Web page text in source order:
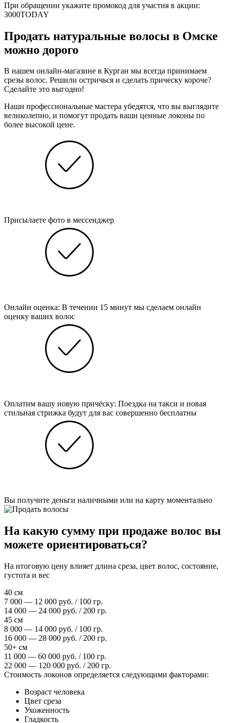
При обращении укажите промокод для участия в акции:
3000TODAY
Продать натуральные волосы в Омске
можно дорого
В нашем онлайн-магазине в Курган мы всегда принимаем
срезы волос. Решили остричься и сделать прическу короче?
Сделайте это выгодно!
Наши профессиональные мастера убедятся, что вы выглядите
великолепно, и помогут продать ваши ценные локоны по
более высокой цене.
Присылаете фото в мессенджер
Онлайн оценка: В течении 15 минут мы сделаем онлайн
оценку ваших волос
Оплатим вашу новую причёску: Поездка на такси и новая
стильная стрижка будут для вас совершенно бесплатны
Вы получите деньги наличными или на карту моментально
На какую сумму при продаже волос вы
можете ориентироваться?
На итоговую цену влияет длина среза, цвет волос, состояние,
густота и вес
40 см
7 000 — 12 000 руб. / 100 гр.
14 000 — 24 000 руб. / 200 гр.
45 см
8 000 — 14 000 руб. / 100 гр.
16 000 — 28 000 руб. / 200 гр.
50+ см
11 000 — 60 000 руб. / 100 гр.
22 000 — 120 000 руб. / 200 гр.
Стоимость локонов определяется следующими факторами:
Возраст человека
Цвет среза
Ухоженность
Гладкость